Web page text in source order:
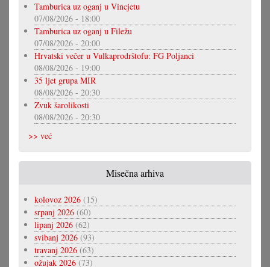
Tamburica uz oganj u Vincjetu
07/08/2026 - 18:00
Tamburica uz oganj u Filežu
07/08/2026 - 20:00
Hrvatski večer u Vulkaprodrštofu: FG Poljanci
08/08/2026 - 19:00
35 ljet grupa MIR
08/08/2026 - 20:30
Zvuk šarolikosti
08/08/2026 - 20:30
>> već
Misečna arhiva
kolovoz 2026 (15)
srpanj 2026 (60)
lipanj 2026 (62)
svibanj 2026 (93)
travanj 2026 (63)
ožujak 2026 (73)